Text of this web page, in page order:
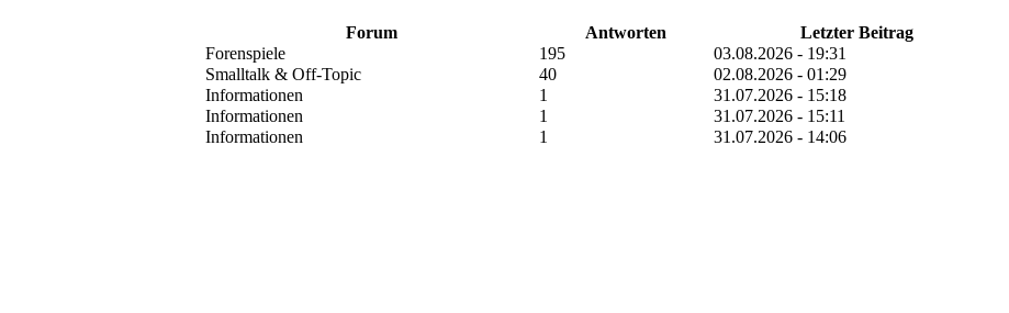
Forum Antworten
Letzter Beitrag
Forenspiele 195
03.08.2026 - 19:31
Smalltalk & Off-Topic 40
02.08.2026 - 01:29
Informationen 1
31.07.2026 - 15:18
Informationen 1
31.07.2026 - 15:11
Informationen 1 31.07.2026 - 14:06